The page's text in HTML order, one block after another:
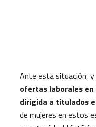
Ante esta situación, y
ofertas laborales
dirigida a titulados
de mujeres en estos